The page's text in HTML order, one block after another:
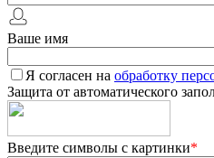
Ваше имя
Я согласен на обработку
Защита от автоматического
Введите символы с картинки*